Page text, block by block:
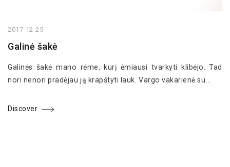
2017-12-25
Galinė šakė
Galinės šakė mano rėme, kurį ėmiausi tvarkyti klibėjo. Tad
nori nenori pradėjau ją krapštyti lauk. Vargo vakarienė su...
Discover